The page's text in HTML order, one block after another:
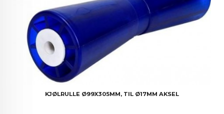
KJØLRULLE Ø99X305MM, TIL Ø17MM AKSEL